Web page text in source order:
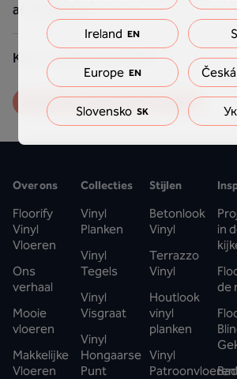
accessoires?
Kan je online bestellen?
Bekijk alle veelgestelde vragen
Over ons
Floorify
Vinyl
Vloeren
Ons
verhaal
Mooie
vloeren
Makkelijke
Vloeren
Collecties
Vinyl
Planken
Vinyl
Tegels
Vinyl
Visgraat
Vinyl
Hongaarse
Punt
Stijlen
Betonlook
Vinyl
Terrazzo
Vinyl
Houtlook
vinyl
planken
Vinyl
Patroonvloeren
in
de
Ireland EN
Europe EN
Slovensko SK